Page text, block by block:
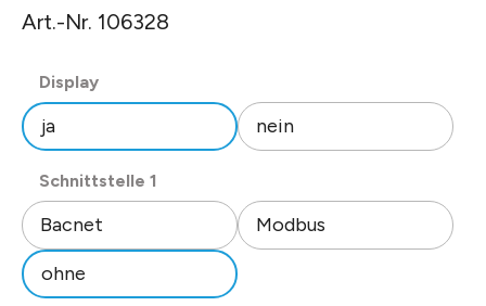
Art.-Nr. 106328
Displayauswählen
ja
nein
Schnittstelle 1
Bacnet
Modbus
ohne